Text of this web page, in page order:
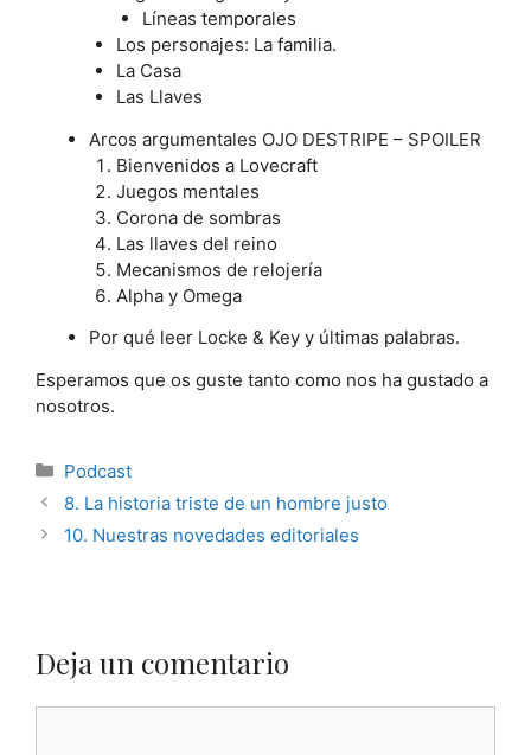
Líneas temporales
Los personajes: La familia.
La Casa
Las Llaves
Arcos argumentales OJO DESTRIPE – SPOILER
Bienvenidos a Lovecraft
Juegos mentales
Corona de sombras
Las llaves del reino
Mecanismos de relojería
Alpha y Omega
Por qué leer Locke & Key y últimas palabras.
Esperamos que os guste tanto como nos ha gustado a
nosotros.
Categorías
Podcast
8. La historia triste de un hombre justo
10. Nuestras novedades editoriales
Deja un comentario